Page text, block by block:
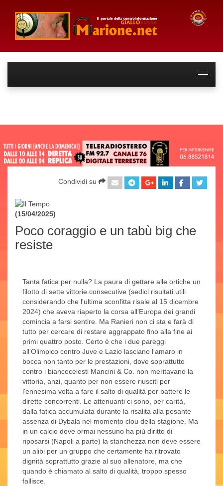
Condividi su
(15/04/2025)
Poco coraggio e un tabù big che
resiste
Tanta fatica per nulla? La paura di gettare alle ortiche un
filotto di sette vittorie consecutive (sedici risultati utili
considerando che l'ultima sconfitta risale al 15 dicembre
2024) che aveva riaperto la corsa all'Europa dei grandi
comincia a farsi sentire. Ma Ranieri non ci sta e farà di
tutto per cercare di restare aggrappato fino alla fine ai
primi quattro posto. Certo è che i due pareggi
all'Olimpico contro Juve e Lazio lasciano l'amaro in
bocca non tanto per le prestazioni, dove soprattutto
contro i biancocelesti Mancini & Co. non meritavano la
vittoria, anzi, quanto per non essere riusciti per
l'ennesima volta a fare il salto di qualità per battere le
dirette concorrenti. Le attenuanti ci sono, per carità,
dalla fatica accumulata durante la risalita alla pesante
assenza di Dybala nel momento clou della stagione. Ma
in un calcio dove ormai nessuno ha più diritto di
riposarsi (Napoli a parte) la stanchezza non deve essere
un alibi per un gruppo che certamente ha ritrovato
dignità soprattutto grazie al suo allenatore, ma che
quando è chiamato al salto di qualità, troppo spesso
fallisce.